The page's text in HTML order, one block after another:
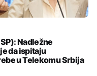
Nadležne
da ispitaju
u Telekomu Srbija